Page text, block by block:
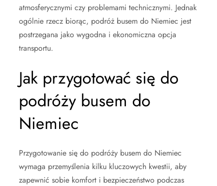
atmosferycznymi czy problemami technicznymi. Jednak
ogólnie rzecz biorąc, podróż busem do Niemiec jest
postrzegana jako wygodna i ekonomiczna opcja
transportu.
Jak przygotować się do
podróży busem do
Niemiec
Przygotowanie się do podróży busem do Niemiec
wymaga przemyślenia kilku kluczowych kwestii, aby
zapewnić sobie komfort i bezpieczeństwo podczas